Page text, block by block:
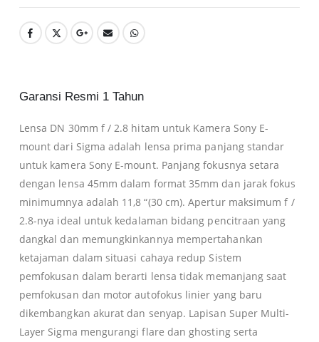
Garansi Resmi 1 Tahun
Lensa DN 30mm f / 2.8 hitam untuk Kamera Sony E-
mount dari Sigma adalah lensa prima panjang standar
untuk kamera Sony E-mount. Panjang fokusnya setara
dengan lensa 45mm dalam format 35mm dan jarak fokus
minimumnya adalah 11,8 “(30 cm). Apertur maksimum f /
2.8-nya ideal untuk kedalaman bidang pencitraan yang
dangkal dan memungkinkannya mempertahankan
ketajaman dalam situasi cahaya redup Sistem
pemfokusan dalam berarti lensa tidak memanjang saat
pemfokusan dan motor autofokus linier yang baru
dikembangkan akurat dan senyap. Lapisan Super Multi-
Layer Sigma mengurangi flare dan ghosting serta